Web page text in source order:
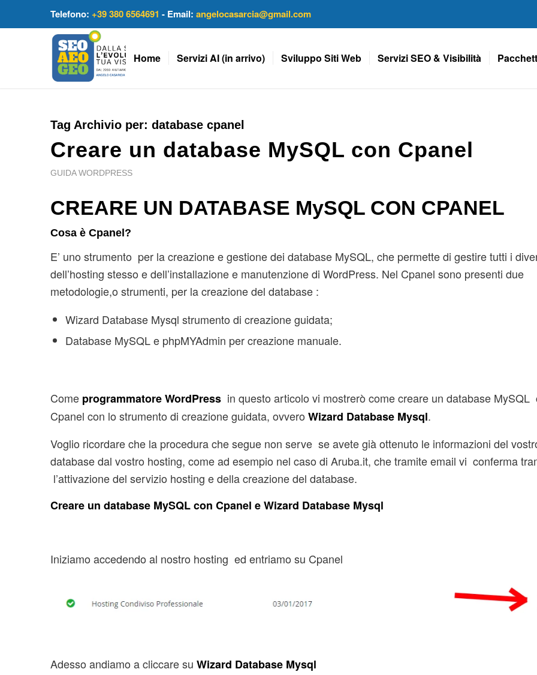
Telefono: +39 380 6564691 - Email: angelocasarcia@gmail.com
Home Servizi AI (in arrivo) Sviluppo Siti Web Servizi SEO & Visibilità
Tag Archivio per: database cpanel
Creare un database MySQL con Cpanel
GUIDA WORDPRESS
CREARE UN DATABASE MySQL CON CPANEL
Cosa è Cpanel?
E’ uno strumento per la creazione e gestione dei database MySQL, che permette di gestire tutti i
dell’hosting stesso e dell’installazione e manutenzione di WordPress. Nel Cpanel sono presenti due
metodologie,o strumenti, per la creazione del database :
Wizard Database Mysql strumento di creazione guidata;
Database MySQL e phpMYAdmin per creazione manuale.
Come programmatore WordPress in questo articolo vi mostrerò come creare un database MySQL
Cpanel con lo strumento di creazione guidata, ovvero Wizard Database Mysql.
Voglio ricordare che la procedura che segue non serve se avete già ottenuto le informazioni del
database dal vostro hosting, come ad esempio nel caso di Aruba.it, che tramite email vi conferma
l’attivazione del servizio hosting e della creazione del database.
Creare un database MySQL con Cpanel e Wizard Database Mysql
Iniziamo accedendo al nostro hosting ed entriamo su Cpanel
Adesso andiamo a cliccare su Wizard Database Mysql